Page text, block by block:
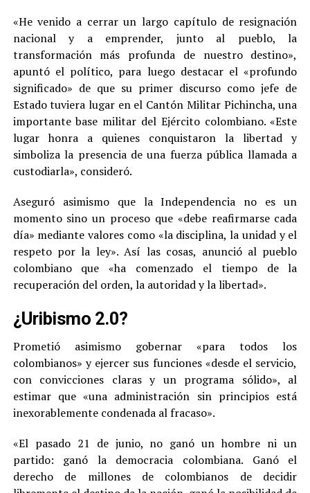
«He venido a cerrar un largo capítulo de resignación
nacional y a emprender, junto al pueblo, la
transformación más profunda de nuestro destino»,
apuntó el político, para luego destacar el «profundo
significado» de que su primer discurso como jefe de
Estado tuviera lugar en el Cantón Militar Pichincha, una
importante base militar del Ejército colombiano. «Este
lugar honra a quienes conquistaron la libertad y
simboliza la presencia de una fuerza pública llamada a
custodiarla», consideró.
Aseguró asimismo que la Independencia no es un
momento sino un proceso que «debe reafirmarse cada
día» mediante valores como «la disciplina, la unidad y el
respeto por la ley». Así las cosas, anunció al pueblo
colombiano que «ha comenzado el tiempo de la
recuperación del orden, la autoridad y la libertad».
¿Uribismo 2.0?
Prometió asimismo gobernar «para todos los
colombianos» y ejercer sus funciones «desde el servicio,
con convicciones claras y un programa sólido», al
estimar que «una administración sin principios está
inexorablemente condenada al fracaso».
«El pasado 21 de junio, no ganó un hombre ni un
partido: ganó la democracia colombiana. Ganó el
derecho de millones de colombianos de decidir